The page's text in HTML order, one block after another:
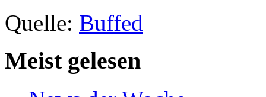
Quelle: Buffed
Meist gelesen